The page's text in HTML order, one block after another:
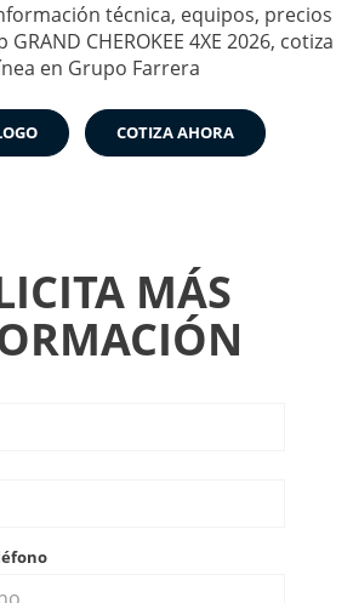
técnica, equipos, precios
CHEROKEE 4XE 2026, cotiza
en Grupo Farrera
COTIZA AHORA
MÁS